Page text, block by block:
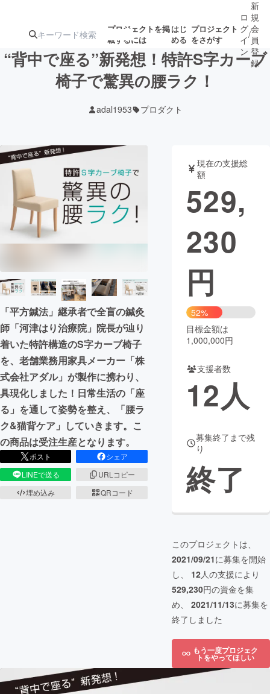
プロジェクトを掲
載するには
はじ
める
プロジェクト
をさがす
ジェクト
募集終了が近いプ
ロジェクト
音楽
テクノロジー・ガジェット ゲーム・サ
映像・映画
まちづくり・地域活性化
CAMPFIRE for Social Good
CAMPFIRE Creation
CAMPFIREふるさと納税machi-ya コミュニティ
ロ
グ
イ
ン
/
新
規
会
員
登
録
“背中で座る”新発想！特許S字カーブ
椅子で驚異の腰ラク！
adal1953 プロダクト
「平方鍼法」継承者で全盲の鍼灸
師「河津はり治療院」院長が辿り
着いた特許構造のS字カーブ椅子
を、老舗業務用家具メーカー「株
式会社アダル」が製作に携わり、
具現化しました！日常生活の「座
る」を通して姿勢を整え、「腰ラ
ク&猫背ケア」していきます。こ
の商品は受注生産となります。
ポスト
シェア
LINEで送る
URLコピー
埋め込み
QRコード
現在の支援総
額
529,
230
円
52%
目標金額は
1,000,000円
支援者数
12人
募集終了まで残
り
終了
このプロジェクトは、
2021/09/21に募集を開始
し、 12人の支援により
529,230円の資金を集
め、 2021/11/13に募集を
終了しました
もう一度プロジェク
トをやってほしい